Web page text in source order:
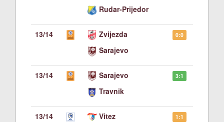
Rudar-Prijedor
13/14
Zvijezda
Sarajevo
0:0
13/14
Sarajevo
Travnik
3:1
13/14
Vitez
1:1